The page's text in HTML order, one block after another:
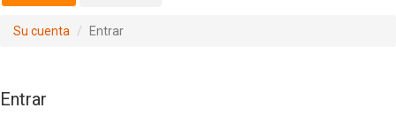
Su cuenta Entrar
Entrar